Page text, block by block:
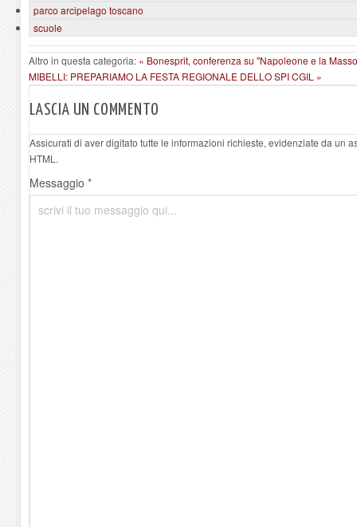
parco arcipelago toscano
scuole
Altro in questa categoria: « Bonesprit, conferenza su "Napoleone e la
MIBELLI: PREPARIAMO LA FESTA REGIONALE DELLO SPI CGIL »
LASCIA UN COMMENTO
Assicurati di aver digitato tutte le informazioni richieste, evidenziate da un
HTML.
Messaggio *